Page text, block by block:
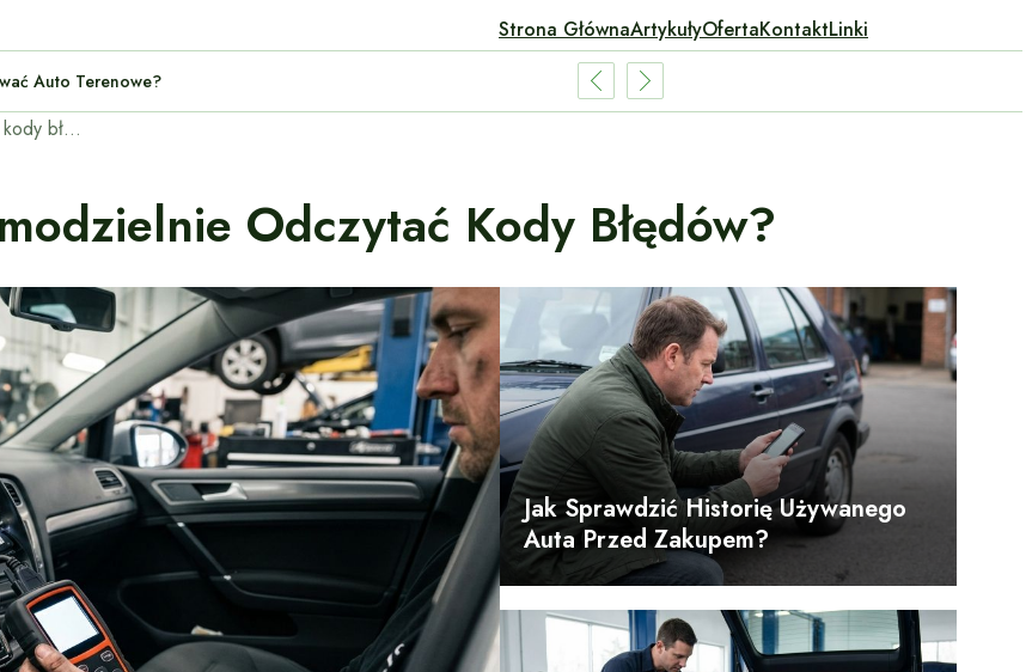
Strona GłównaArtykułyOfertaKontaktLinki
Auto Terenowe?
Diagnostyka OBD: jak samodzielnie odczytać kody błędów?
Odczytać Kody Błędów?
Jak Sprawdzić Historię Używanego
Auta Przed Zakupem?